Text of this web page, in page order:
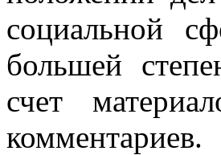
социальной
большей
счет
комментариев.